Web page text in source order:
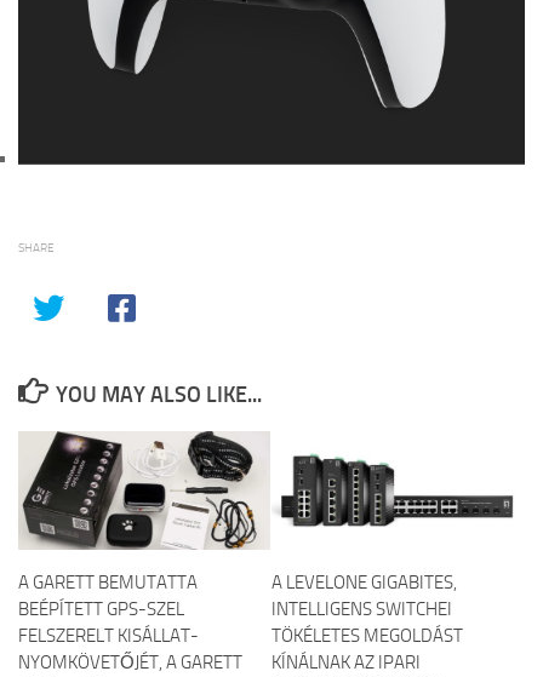
SHARE
YOU MAY ALSO LIKE...
A GARETT BEMUTATTA
BEÉPÍTETT GPS-SZEL
FELSZERELT KISÁLLAT-
NYOMKÖVETŐJÉT, A GARETT
A LEVELONE GIGABITES,
INTELLIGENS SWITCHEI
TÖKÉLETES MEGOLDÁST
KÍNÁLNAK AZ IPARI